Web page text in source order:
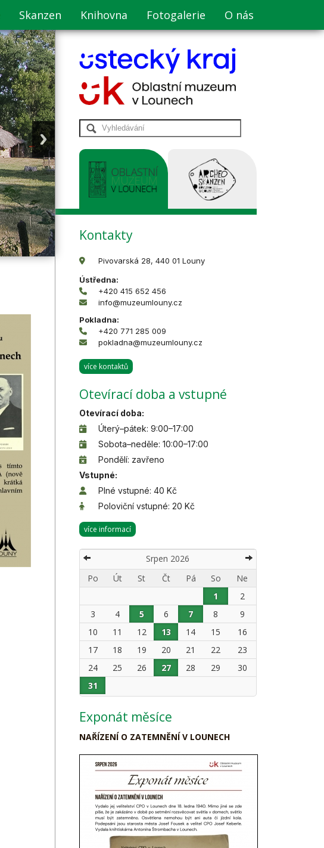
Skanzen Knihovna Fotogalerie O nás
Kontakty
Pivovarská 28, 440 01 Louny
Ústředna:
+420 415 652 456
info@muzeumlouny.cz
Pokladna:
+420 771 285 009
pokladna@muzeumlouny.cz
více kontaktů
Otevírací doba a vstupné
Otevírací doba:
Úterý–pátek: 9:00–17:00
Sobota–neděle: 10:00–17:00
Pondělí: zavřeno
Vstupné:
Plné vstupné: 40 Kč
Poloviční vstupné: 20 Kč
více informací
Srpen 2026
Po
Út St Čt Pá So
Ne
1
2
3
4 5 6 7 8
9
10
11 12 13 14 15
16
17
18 19 20 21 22
23
24
25 26 27 28 29
30
31
Exponát měsíce
NAŘÍZENÍ O ZATEMNĚNÍ V LOUNECH